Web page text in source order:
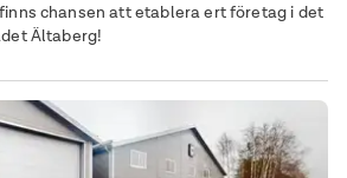
finns chansen att etablera ert företag i det
Ältaberg!